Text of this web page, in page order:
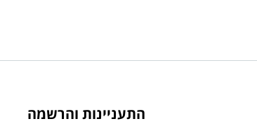
התעניינות והרשמה